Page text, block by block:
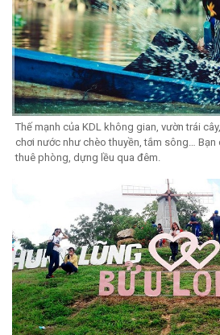
Thế mạnh của KDL không gian, vườn trái
chơi nước như chèo thuyền, tắm sông… Bạn
thuê phòng, dựng lều qua đêm.